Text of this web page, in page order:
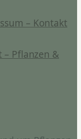
– Kontakt
Pflanzen &